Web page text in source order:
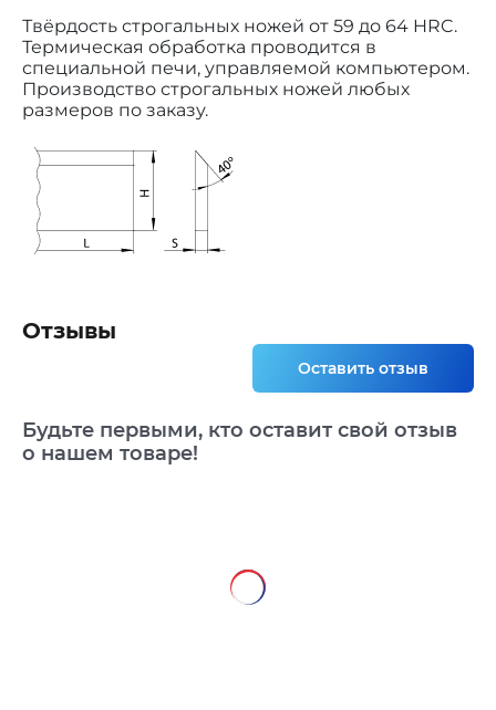
Твёрдость строгальных ножей от 59 до 64 HRC.
Термическая обработка проводится в
специальной печи, управляемой компьютером.
Производство строгальных ножей любых
размеров по заказу.
Отзывы
Оставить отзыв
Будьте первыми, кто оставит свой отзыв
о нашем товаре!